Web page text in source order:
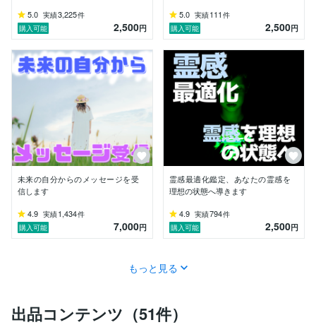
↑一部、法的措置をとらせていただきました。
(※現在も継続中)
5.0 実績3,225件
購入可能
2,500円
5.0 実績111 件
購入可能
2,500円
未来の自分からのメッセージを受
信します
4.9 実績1,434件
購入可能
7,000円
霊感最適化鑑定、あなたの霊感を
理想の状態へ導きます
4.9 実績794件
購入可能
2,500円
もっと見る
出品コンテンツ（51件）